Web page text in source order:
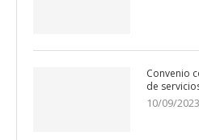
Convenio
de
10/09/2023